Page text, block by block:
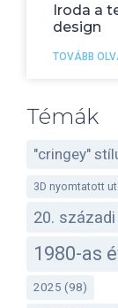
Iroda a
design
TOVÁBB
Témák
"cringey"
3D nyomtatott
20.
1980-as
2025 (98)